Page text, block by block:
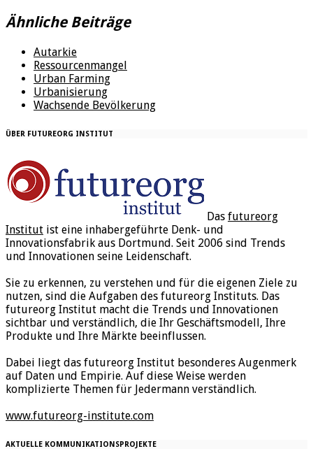
Ähnliche Beiträge
Autarkie
Ressourcenmangel
Urban Farming
Urbanisierung
Wachsende Bevölkerung
ÜBER FUTUREORG INSTITUT
Das futureorg
Institut ist eine inhabergeführte Denk- und
Innovationsfabrik aus Dortmund. Seit 2006 sind Trends
und Innovationen seine Leidenschaft.
Sie zu erkennen, zu verstehen und für die eigenen Ziele zu
nutzen, sind die Aufgaben des futureorg Instituts. Das
futureorg Institut macht die Trends und Innovationen
sichtbar und verständlich, die Ihr Geschäftsmodell, Ihre
Produkte und Ihre Märkte beeinflussen.
Dabei liegt das futureorg Institut besonderes Augenmerk
auf Daten und Empirie. Auf diese Weise werden
komplizierte Themen für Jedermann verständlich.
www.futureorg-institute.com
AKTUELLE KOMMUNIKATIONSPROJEKTE